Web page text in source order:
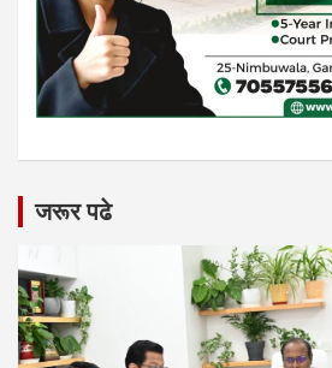
जरूर पढे